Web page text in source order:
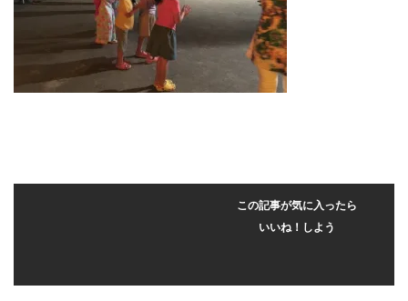
この記事が気に入ったら
いいね！しよう